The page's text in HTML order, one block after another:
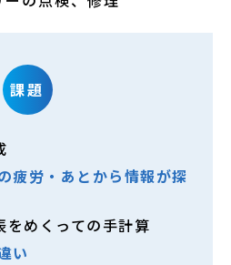
課題
疲労・あとから情報が探
をめくっての手計算
い